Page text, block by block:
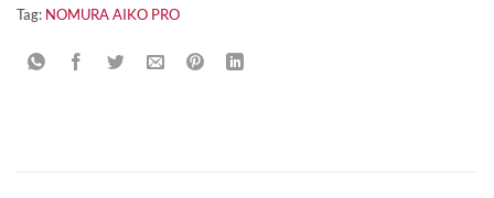
Tag: NOMURA AIKO PRO